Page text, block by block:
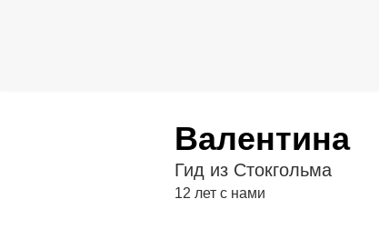
Валентина
Гид из Стокгольма
12 лет с нами